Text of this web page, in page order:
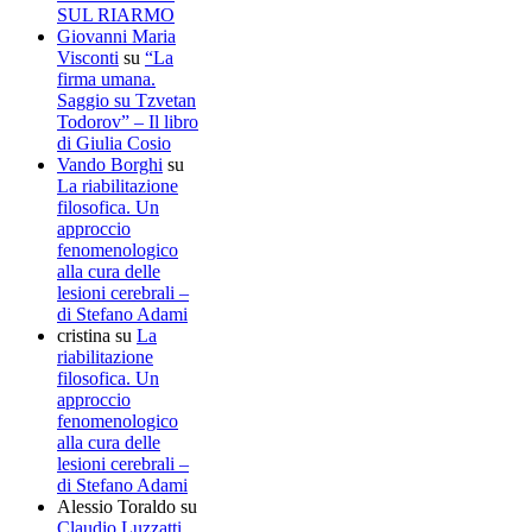
SUL RIARMO
Giovanni Maria
Visconti su “La
firma umana.
Saggio su Tzvetan
Todorov” – Il libro
di Giulia Cosio
Vando Borghi su
La riabilitazione
filosofica. Un
approccio
fenomenologico
alla cura delle
lesioni cerebrali –
di Stefano Adami
cristina su La
riabilitazione
filosofica. Un
approccio
fenomenologico
alla cura delle
lesioni cerebrali –
di Stefano Adami
Alessio Toraldo su
Claudio Luzzatti